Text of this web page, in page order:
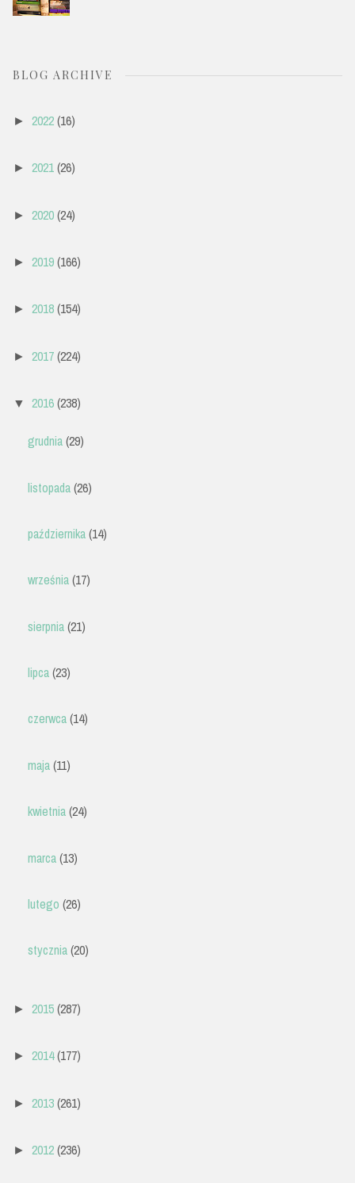
BLOG ARCHIVE
► 2022(16)
► 2021(26)
► 2020(24)
► 2019(166)
► 2018(154)
► 2017(224)
▼ 2016(238)
grudnia(29)
listopada(26)
października(14)
września(17)
sierpnia(21)
lipca(23)
czerwca(14)
maja(11)
kwietnia(24)
marca(13)
lutego (26)
stycznia(20)
► 2015(287)
► 2014(177)
► 2013(261)
► 2012(236)